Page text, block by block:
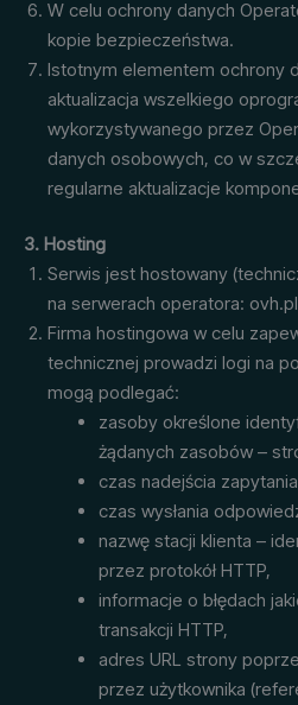
W celu ochrony danych
kopie bezpieczeństwa.
Istotnym elementem ochrony
aktualizacja wszelkiego
wykorzystywanego przez
danych osobowych, co w
regularne aktualizacje
3. Hosting
Serwis jest hostowany
na serwerach operatora: ovh.pl
Firma hostingowa w celu
technicznej prowadzi logi na
mogą podlegać:
zasoby określone
żądanych zasobów –
czas nadejścia
czas wysłania
nazwę stacji klienta –
przez protokół HTTP,
informacje o błędach
transakcji HTTP,
adres URL strony
przez użytkownika